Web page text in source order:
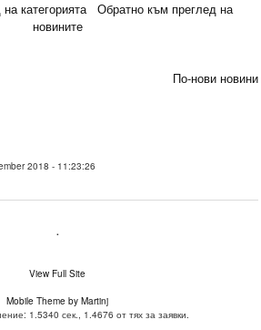
категорията
Обратно към преглед на
новините
По-нови новини
2018 - 11:23:26
.
View Full Site
Mobile Theme by Martinj
1.5340 сек., 1.4676 от тях за заявки.